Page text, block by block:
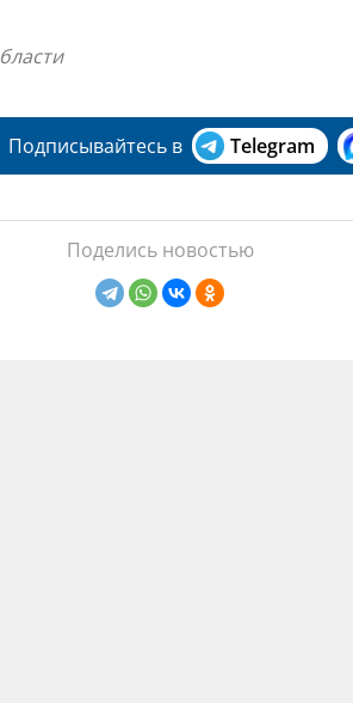
Подписывайтесь в Telegram
Поделись новостью